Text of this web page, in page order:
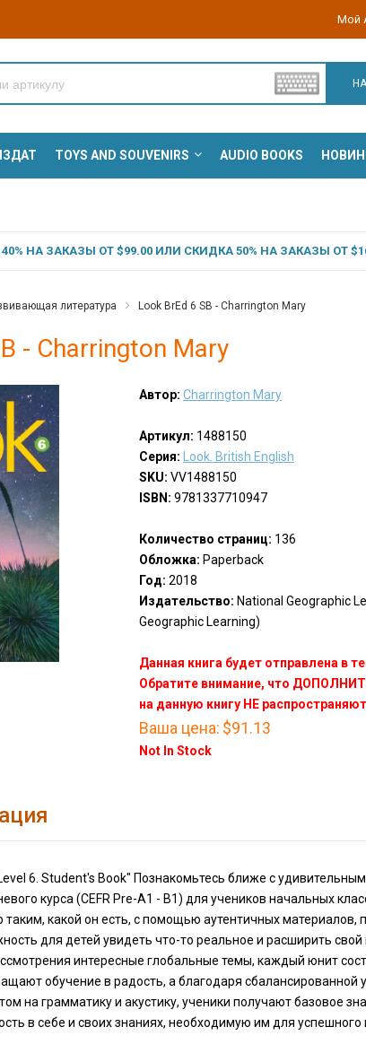
Мой
TOYS AND SOUVENIRS AUDIO BOOKS
НА ЗАКАЗЫ ОТ $99.00 ИЛИ СКИДКА 50% НА ЗАКАЗЫ ОТ
литература Look BrEd 6 SB - Charrington Mary
- Charrington Mary
Автор: Charrington Mary
Артикул: 1488150
Серия:
Look. British English
SKU: VV1488150
ISBN: 9781337710947
Количество страниц: 136
Обложка: Paperback
Год: 2018
Издательство: National Geographic
Geographic Learning)
Данная книга будет отправлена в
Обратите внимание, что
на данную книгу НЕ
Ваша цена: $91.13
Not In Stock
6. Student's Book" Познакомьтесь ближе с
курса (CEFR Pre-A1 - B1) для учеников начальных
какой он есть, с помощью аутентичных материалов,
для детей увидеть что-то реальное и расширить
интересные глобальные темы, каждый юнит
обучение в радость, а благодаря
на грамматику и акустику, ученики получают базовое
в себе и своих знаниях, необходимую им для успешного